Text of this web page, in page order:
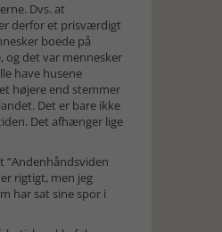
Dvs. at
derfor et prisværdigt
boede på
og det var mennesker
have husene
højere end stemmer
Det er bare ikke
Det afhænger lige
rigtigt, men jeg
har sat sine spor i